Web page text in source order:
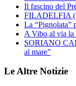
Il fascino del
FILADELFIA
La “Pignolata”
A Vibo al via la
SORIANO
al mare”
Le Altre Notizie